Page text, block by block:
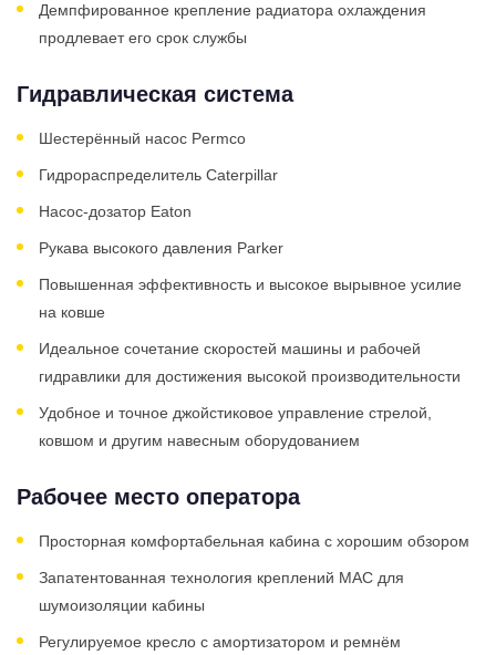
Демпфированное крепление радиатора охлаждения
продлевает его срок службы
Гидравлическая система
Шестерённый насос Permco
Гидрораспределитель Caterpillar
Насос-дозатор Eaton
Рукава высокого давления Parker
Повышенная эффективность и высокое вырывное усилие
на ковше
Идеальное сочетание скоростей машины и рабочей
гидравлики для достижения высокой производительности
Удобное и точное джойстиковое управление стрелой,
ковшом и другим навесным оборудованием
Рабочее место оператора
Просторная комфортабельная кабина с хорошим обзором
Запатентованная технология креплений MAC для
шумоизоляции кабины
Регулируемое кресло с амортизатором и ремнём